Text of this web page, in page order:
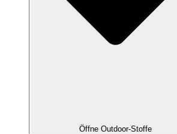
Öffne Outdoor-Stoffe